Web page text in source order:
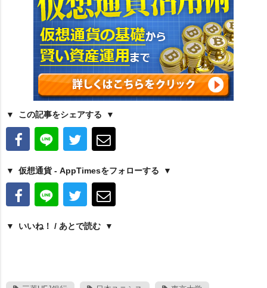
この記事をシェアする
仮想通貨 - AppTimesをフォローする
いいね！ / あとで読む